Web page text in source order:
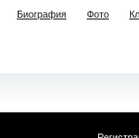
Биография Фото